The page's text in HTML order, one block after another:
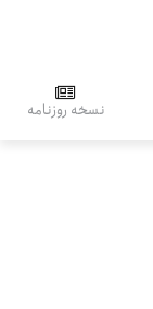
نسخه روزنامه